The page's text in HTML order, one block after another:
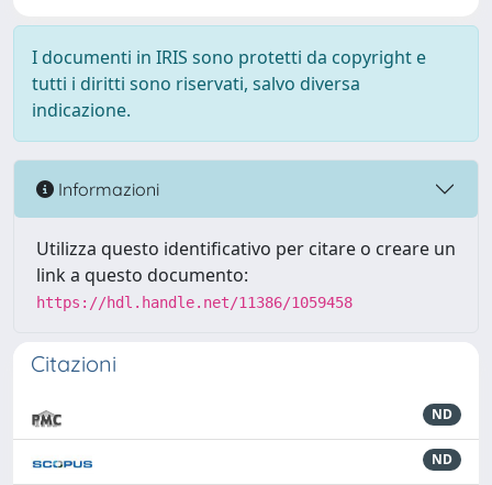
I documenti in IRIS sono protetti da copyright e
tutti i diritti sono riservati, salvo diversa
indicazione.
Informazioni
Utilizza questo identificativo per citare o creare un
link a questo documento:
https://hdl.handle.net/11386/1059458
Citazioni
ND
ND